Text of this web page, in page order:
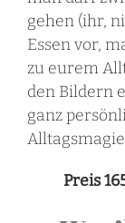
gehen (ihr,
Essen vor,
zu eurem
den Bildern
ganz
Preis